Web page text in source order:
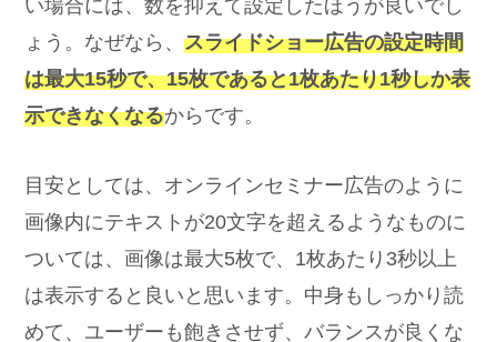
い場合には、数を抑えて設定したほうが良いでし
ょう。なぜなら、スライドショー広告の設定時間
は最大15秒で、15枚であると1枚あたり1秒しか表
示できなくなるからです。
目安としては、オンラインセミナー広告のように
画像内にテキストが20文字を超えるようなものに
ついては、画像は最大5枚で、1枚あたり3秒以上
は表示すると良いと思います。中身もしっかり読
めて、ユーザーも飽きさせず、バランスが良くな